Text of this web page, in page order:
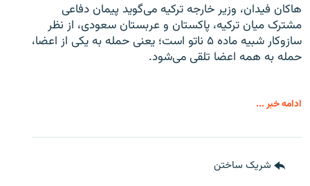
هاکان فیدان، وزیر خارجه ترکیه می‌گوید پیمان دفاعی
مشترک میان ترکیه، پاکستان و عربستان سعودی، از نظر
سازوکار شبیه ماده ۵ ناتو است؛ یعنی حمله به یکی از اعضا،
حمله به همه اعضا تلقی می‌شود.
ادامه خبر ...
شریک ساختن